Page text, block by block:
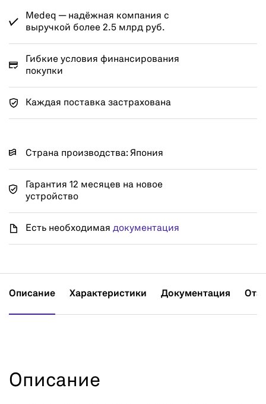
Medeq — надёжная компания с
выручкой более 2.5 млрд руб.
Гибкие условия финансирования
покупки
Каждая поставка застрахована
Страна производства: Япония
Гарантия 12 месяцев на новое
устройство
Есть необходимая документация
Описание Характеристики Документация
Описание